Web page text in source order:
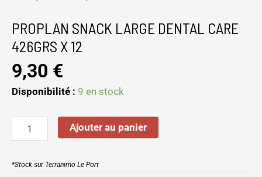
PROPLAN SNACK LARGE DENTAL CARE
426GRS X 12
9,30 €
Disponibilité : 9 en stock
Ajouter au panier
*Stock sur Terranimo Le Port